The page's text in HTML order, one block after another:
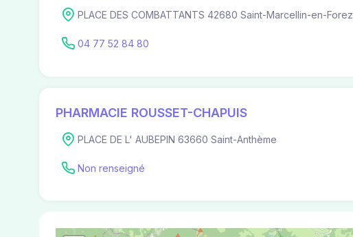
PLACE DES COMBATTANTS 42680 Saint-Marcellin-en-Forez
04 77 52 84 80
PHARMACIE ROUSSET-CHAPUIS
PLACE DE L' AUBEPIN 63660 Saint-Anthème
Non renseigné